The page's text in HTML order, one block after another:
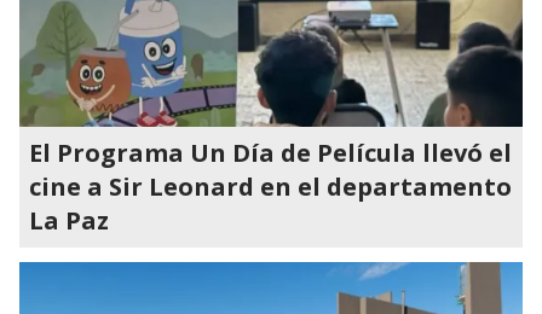
El Programa Un Día de Película llevó el
cine a Sir Leonard en el departamento
La Paz